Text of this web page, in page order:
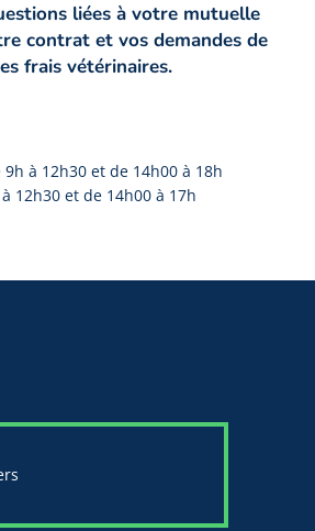
liées à votre mutuelle
contrat et vos demandes de
frais vétérinaires.
à 12h30 et de 14h00 à 18h
12h30 et de 14h00 à 17h